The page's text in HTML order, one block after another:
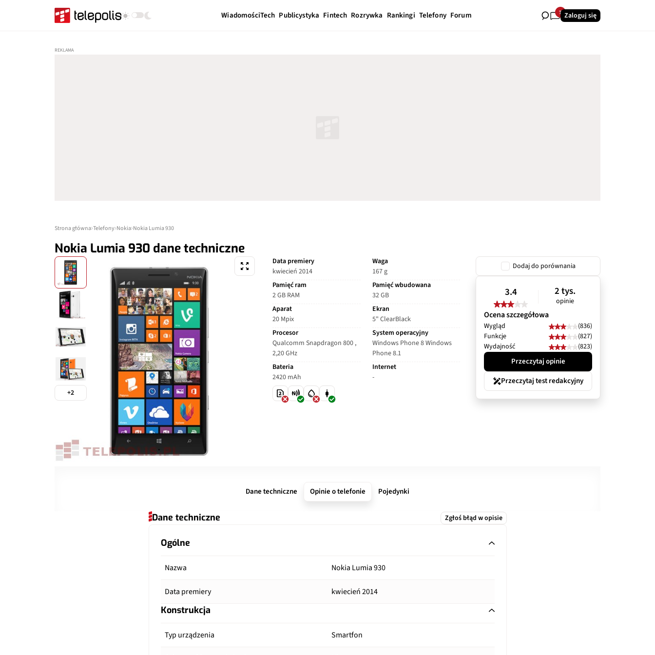
WiadomościTech Publicystyka Fintech Rozrywka Rankingi Telefony Forum 7 Zaloguj się
Strona główna Telefony Nokia Nokia Lumia 930
Nokia Lumia 930 dane techniczne
+2
Data premiery
kwiecień 2014
Pamięć ram
2 GB RAM
Aparat
20 Mpix
Procesor
Qualcomm Snapdragon 800 ,
2,20 GHz
Bateria
2420 mAh
Waga
167 g
Pamięć wbudowana
32 GB
Ekran
5" ClearBlack
System operacyjny
Windows Phone 8 Windows
Phone 8.1
Internet
-
Dodaj do porównania
3.4 2 tys.
opinie
Ocena szczegółowa
Wygląd
(836)
Funkcje
(827)
Wydajność
(823)
Przeczytaj opinie
Przeczytaj test redakcyjny
Dane techniczne Opinie o telefonie Pojedynki
Dane techniczne Zgłoś błąd w opisie
Ogólne
Nazwa Nokia Lumia 930
Data premiery kwiecień 2014
Konstrukcja
Typ urządzenia Smartfon